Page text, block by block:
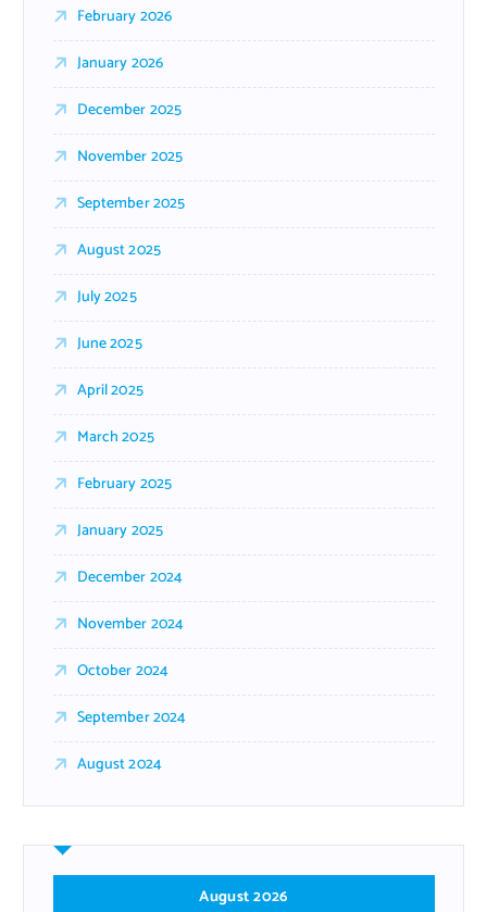
February 2026
January 2026
December 2025
November 2025
September 2025
August 2025
July 2025
June 2025
April 2025
March 2025
February 2025
January 2025
December 2024
November 2024
October 2024
September 2024
August 2024
August 2026